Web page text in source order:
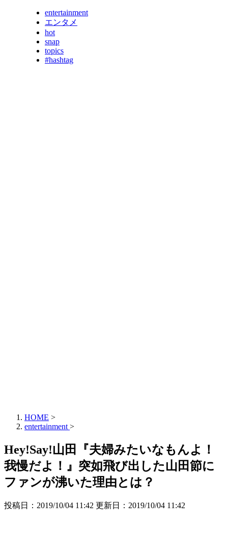
entertainment
エンタメ
hot
snap
topics
#hashtag
HOME >
entertainment >
Hey!Say!山田『夫婦みたいなもんよ！
我慢だよ！』突如飛び出した山田節に
ファンが沸いた理由とは？
投稿日：2019/10/04 11:42 更新日： 2019/10/04 11:42